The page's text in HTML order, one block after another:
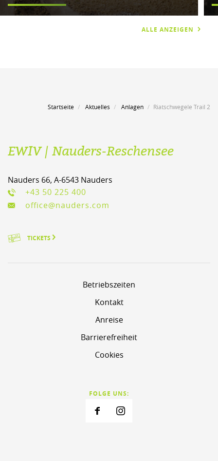
ALLE ANZEIGEN
Startseite Aktuelles Anlagen Riatschwegele Trail 2
EWIV | Nauders-Reschensee
Nauders 66, A-6543 Nauders
+43 50 225 400
office@nauders.com
TICKETS
Betriebszeiten
Kontakt
Anreise
Barrierefreiheit
Cookies
FOLGE UNS: